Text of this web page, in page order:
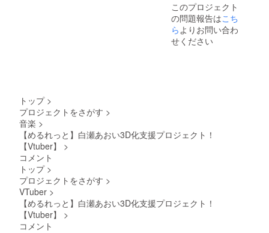
デルで
の限定
お歌動
画① ・
３Dモデ
カバー
がー先
生描き
このプロジェクト
の問題報告はこち
らよりお問い合わ
せください
トップ >
プロジェクトをさがす >
音楽 >
【めるれっと】白瀬あおい3D化支援プロジェクト！
【Vtuber】
>
コメント
トップ >
プロジェクトをさがす >
VTuber >
【めるれっと】白瀬あおい3D化支援プロジェクト！
【Vtuber】
>
コメント